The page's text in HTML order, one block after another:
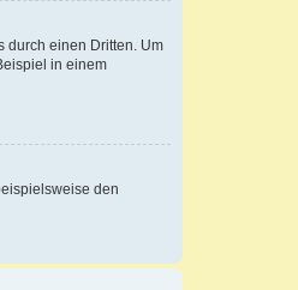
durch einen Dritten. Um
in einem
den